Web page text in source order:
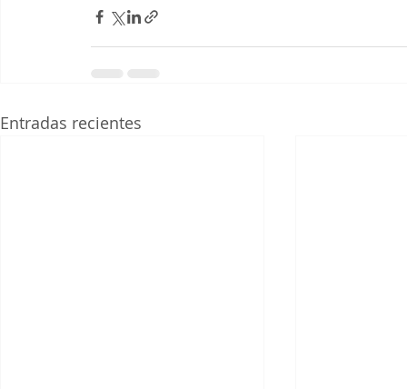
Entradas recientes